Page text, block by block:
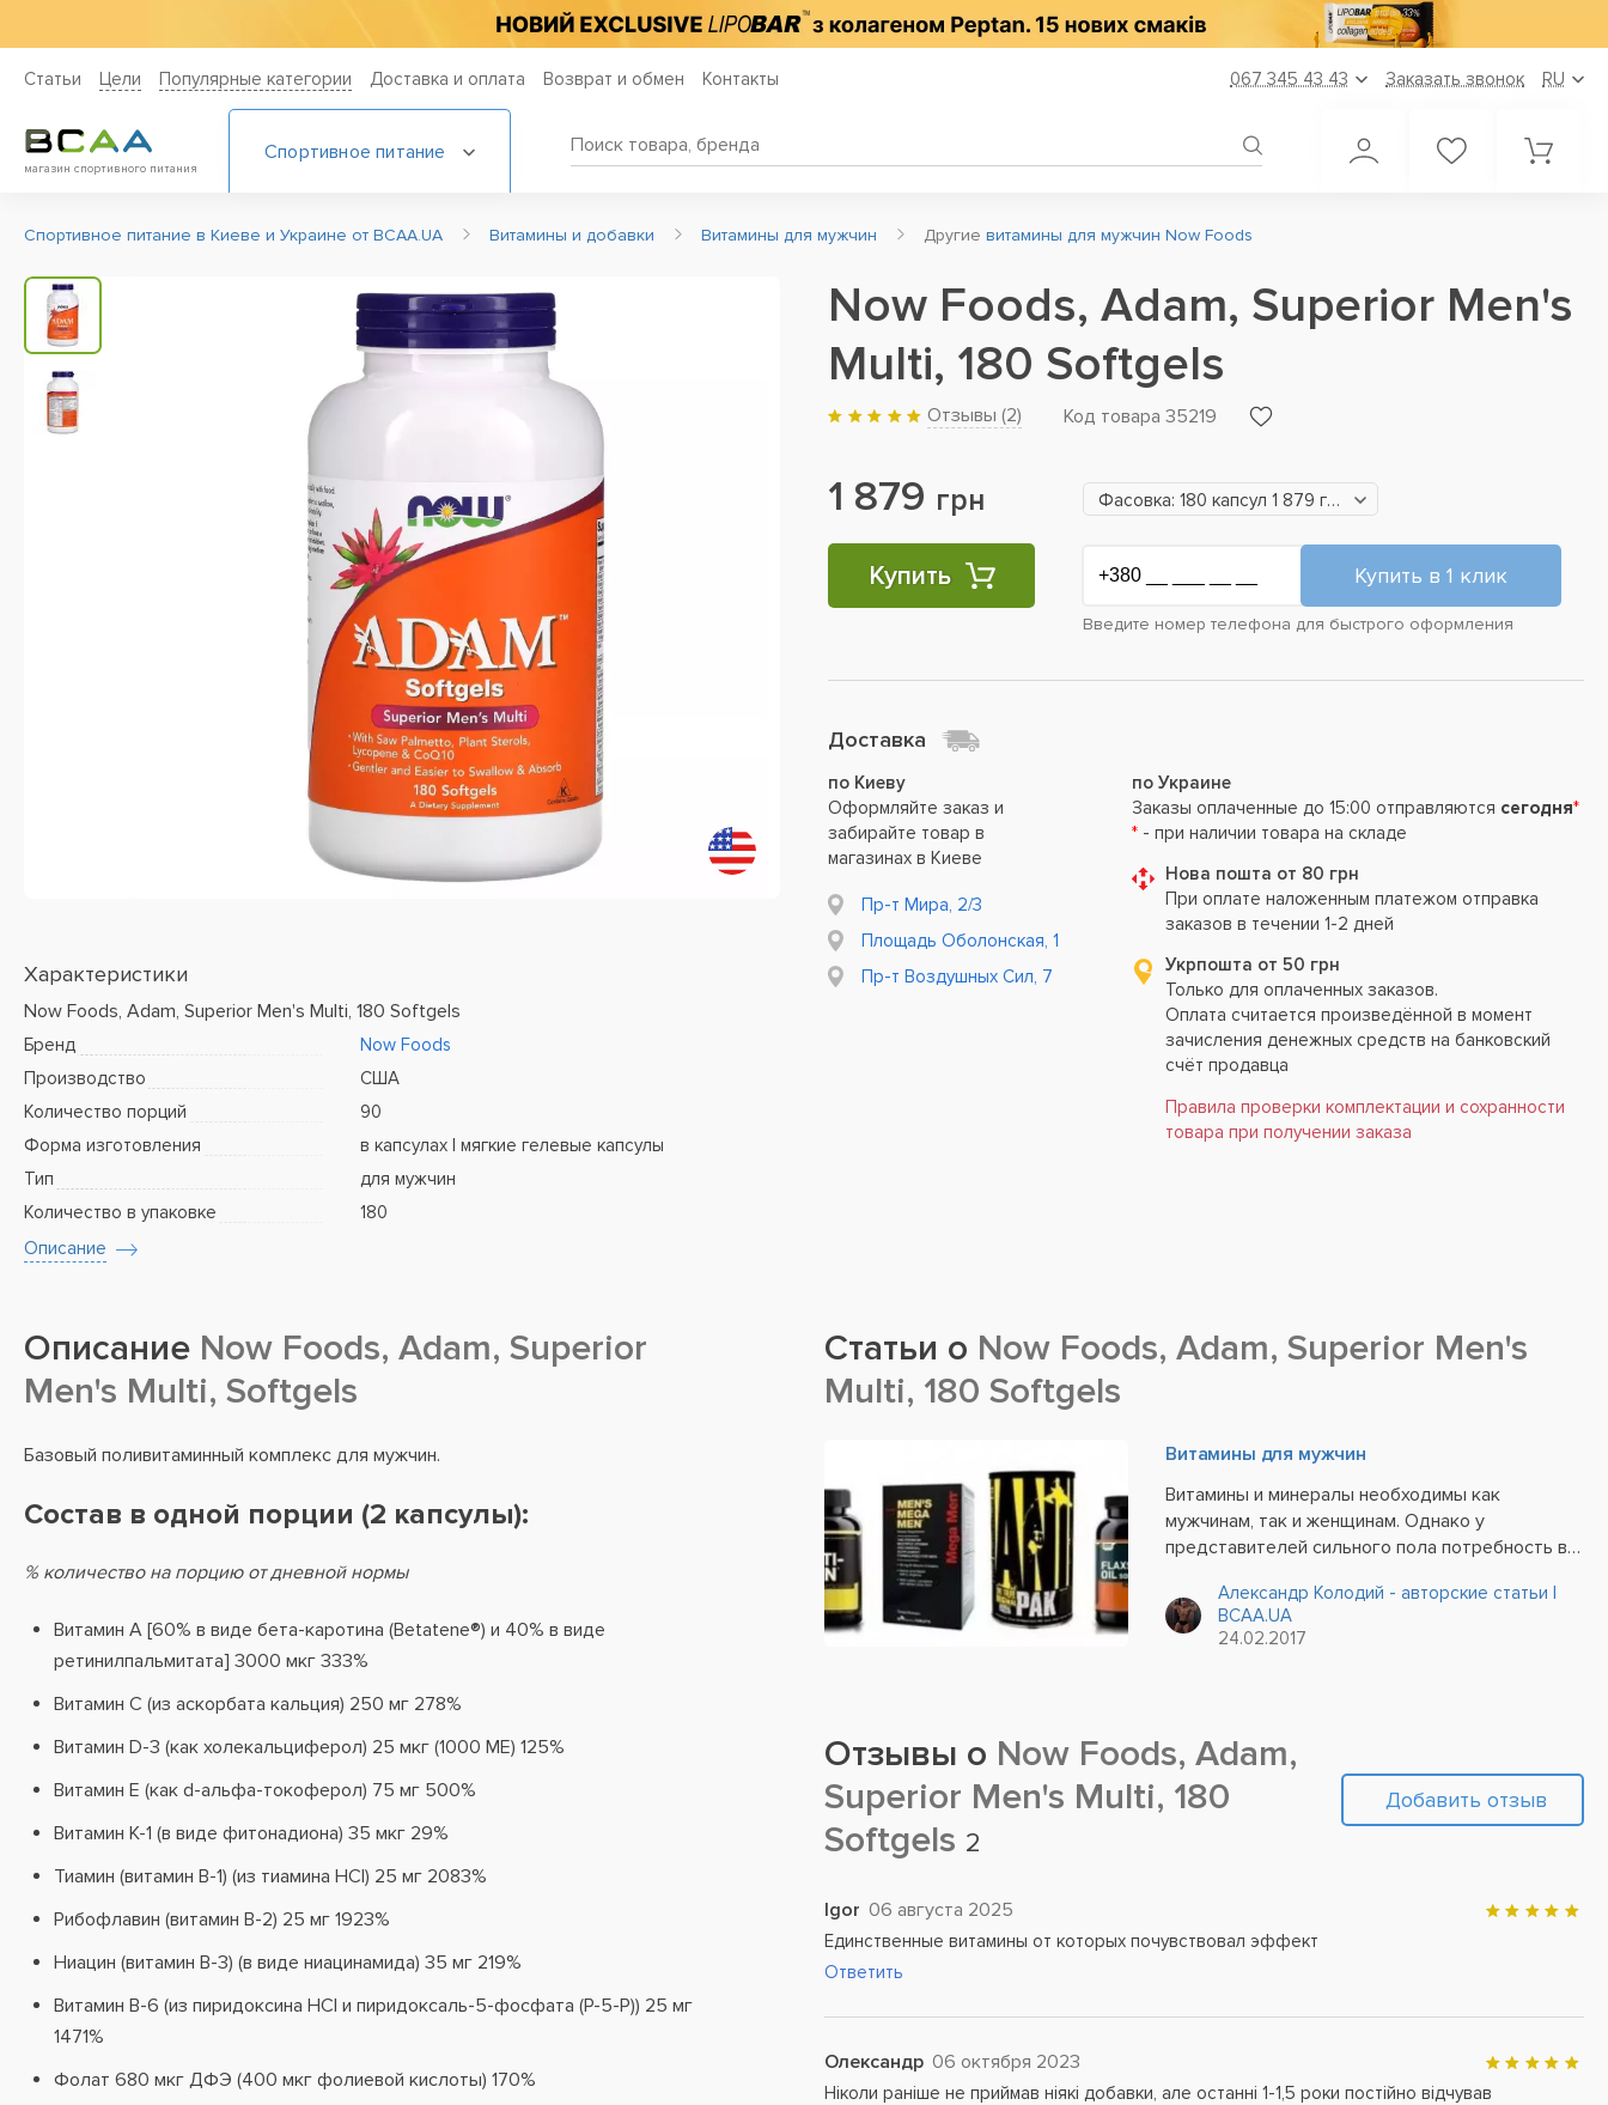
Статьи Цели Популярные категории Доставка и оплата Возврат и обмен Контакты 067 345 43 43 Заказать звонок RU
магазин спортивного питания
Спортивное питание
Спортивное питание в Киеве и Украине от BCAA.UA Витамины и добавки Витамины для мужчин Другие витамины для мужчин Now Foods
Характеристики
Now Foods, Adam, Superior Men's Multi, 180 Softgels
Бренд
Now Foods
Производство
США
Количество порций
90
Форма изготовления
в капсулах | мягкие гелевые капсулы
Тип
для мужчин
Количество в упаковке
180
Описание
Now Foods, Adam, Superior Men's
Multi, 180 Softgels
Отзывы (2) Код товара 35219
1 879 грн Фасовка: 180 капсул 1 879 грн
Купить
Введите номер телефона для быстрого оформления
Доставка
по Киеву
Оформляйте заказ и
забирайте товар в
магазинах в Киеве
Пр-т Мира, 2/3
Площадь Оболонская, 1
Пр-т Воздушных Сил, 7
по Украине
Заказы оплаченные до 15:00 отправляются сегодня*
* - при наличии товара на складе
Нова пошта от 80 грн
При оплате наложенным платежом отправка
заказов в течении 1-2 дней
Укрпошта от 50 грн
Только для оплаченных заказов.
Оплата считается произведённой в момент
зачисления денежных средств на банковский
счёт продавца
Правила проверки комплектации и сохранности
товара при получении заказа
Описание Now Foods, Adam, Superior
Men's Multi, Softgels
Базовый поливитаминный комплекс для мужчин.
Состав в одной порции (2 капсулы):
% количество на порцию от дневной нормы
Витамин А [60% в виде бета-каротина (Betatene®) и 40% в виде
ретинилпальмитата] 3000 мкг 333%
Витамин С (из аскорбата кальция) 250 мг 278%
Витамин D-3 (как холекальциферол) 25 мкг (1000 МЕ) 125%
Витамин Е (как d-альфа-токоферол) 75 мг 500%
Витамин К-1 (в виде фитонадиона) 35 мкг 29%
Тиамин (витамин B-1) (из тиамина HCl) 25 мг 2083%
Рибофлавин (витамин В-2) 25 мг 1923%
Ниацин (витамин B-3) (в виде ниацинамида) 35 мг 219%
Витамин B-6 (из пиридоксина HCl и пиридоксаль-5-фосфата (P-5-P)) 25 мг
1471%
Фолат 680 мкг ДФЭ (400 мкг фолиевой кислоты) 170%
Статьи о Now Foods, Adam, Superior Men's
Multi, 180 Softgels
Витамины для мужчин
Витамины и минералы необходимы как
мужчинам, так и женщинам. Однако у
представителей сильного пола потребность в
особенно в том случае, если они ведут
активный образ жизни и регулярно посещают
Александр Колодий - авторские статьи |
BCAA.UA
24.02.2017
Отзывы о Now Foods, Adam,
Superior Men's Multi, 180
Softgels 2
Добавить отзыв
Igor 06 августа 2025
Единственные витамины от которых почувствовал эффект
Ответить
Олександр 06 октября 2023
Ніколи раніше не приймав ніякі добавки, але останні 1-1,5 роки постійно відчував